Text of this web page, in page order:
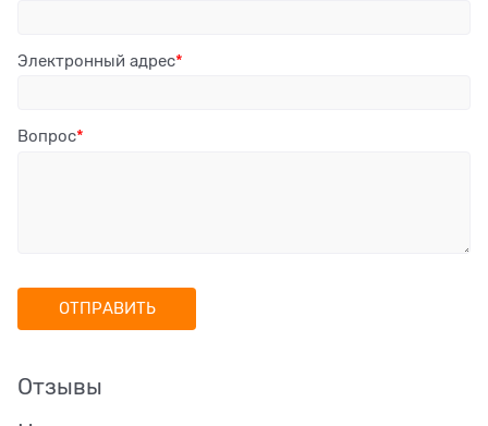
Электронный адрес
Вопрос
Отзывы